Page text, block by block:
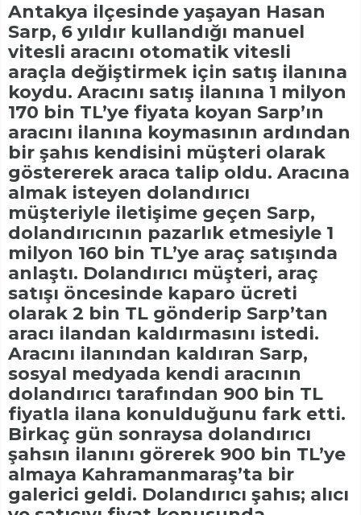
Antakya ilçesinde yaşayan Hasan
Sarp, 6 yıldır kullandığı manuel
vitesli aracını otomatik vitesli
araçla değiştirmek için satış ilanına
koydu. Aracını satış ilanına 1 milyon
170 bin TL’ye fiyata koyan Sarp’ın
aracını ilanına koymasının ardından
bir şahıs kendisini müşteri olarak
göstererek araca talip oldu. Aracına
almak isteyen dolandırıcı
müşteriyle iletişime geçen Sarp,
dolandırıcının pazarlık etmesiyle 1
milyon 160 bin TL’ye araç satışında
anlaştı. Dolandırıcı müşteri, araç
satışı öncesinde kaparo ücreti
olarak 2 bin TL gönderip Sarp’tan
aracı ilandan kaldırmasını istedi.
Aracını ilanından kaldıran Sarp,
sosyal medyada kendi aracının
dolandırıcı tarafından 900 bin TL
fiyatla ilana konulduğunu fark etti.
Birkaç gün sonraysa dolandırıcı
şahsın ilanını görerek 900 bin TL’ye
almaya Kahramanmaraş’ta bir
galerici geldi. Dolandırıcı şahıs; alıcı